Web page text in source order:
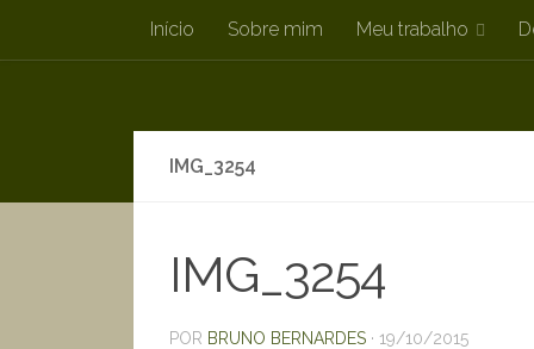
Skip to contentInício Sobre mim Meu trabalho
IMG_3254
IMG_3254
POR BRUNO BERNARDES · 19/10/2015